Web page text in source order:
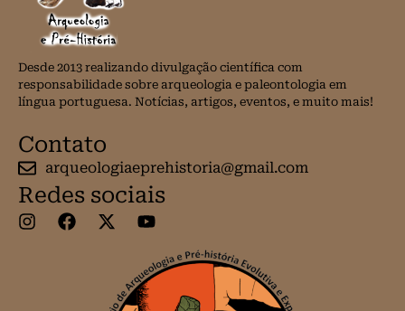
Desde 2013 realizando divulgação científica com
responsabilidade sobre arqueologia e paleontologia em
língua portuguesa. Notícias, artigos, eventos, e muito mais!
Contato
arqueologiaeprehistoria@gmail.com
Redes sociais